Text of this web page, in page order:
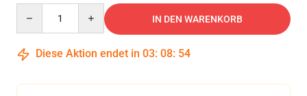
IN DEN WARENKORB
Diese Aktion endet in 03: 08: 54